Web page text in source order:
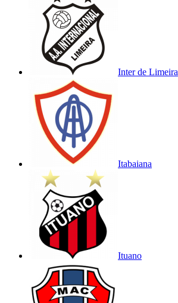
Inter de Limeira
Itabaiana
Ituano